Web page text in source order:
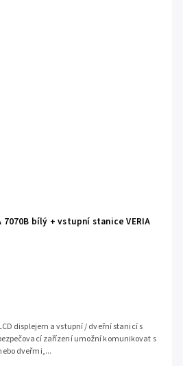
7070B bílý + vstupní stanice VERIA
displejem a vstupní / dveřní stanicí s
zařízení umožní komunikovat s
dveřmi,...